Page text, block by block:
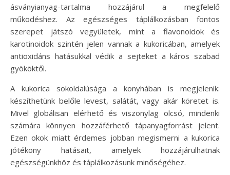
ásványianyag-tartalma hozzájárul a megfelelő
működéshez. Az egészséges táplálkozásban fontos
szerepet játszó vegyületek, mint a flavonoidok és
karotinoidok szintén jelen vannak a kukoricában, amelyek
antioxidáns hatásukkal védik a sejteket a káros szabad
gyököktől.
A kukorica sokoldalúsága a konyhában is megjelenik:
készíthetünk belőle levest, salátát, vagy akár köretet is.
Mivel globálisan elérhető és viszonylag olcsó, mindenki
számára könnyen hozzáférhető tápanyagforrást jelent.
Ezen okok miatt érdemes jobban megismerni a kukorica
jótékony hatásait, amelyek hozzájárulhatnak
egészségünkhöz és táplálkozásunk minőségéhez.